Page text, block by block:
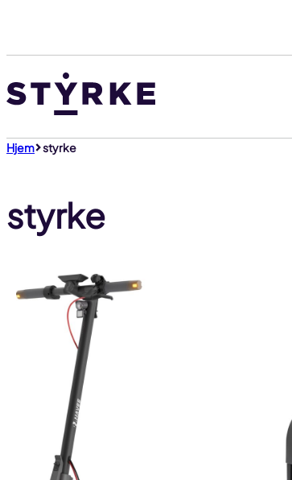
innhold
Hjem styrke
styrke